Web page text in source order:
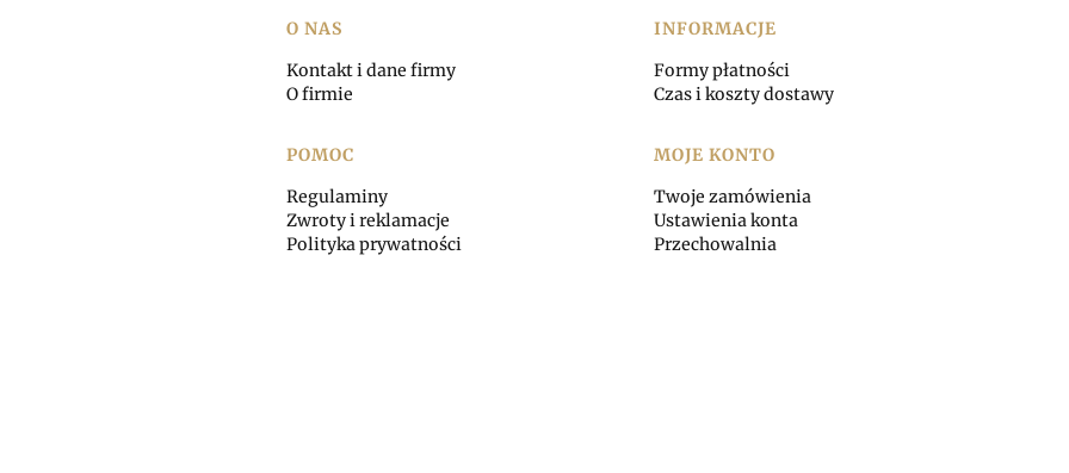
Linki w stopce
O NAS
Kontakt i dane firmy
O firmie
INFORMACJE
Formy płatności
Czas i koszty dostawy
POMOC
Regulaminy
Zwroty i reklamacje
Polityka prywatności
MOJE KONTO
Twoje zamówienia
Ustawienia konta
Przechowalnia